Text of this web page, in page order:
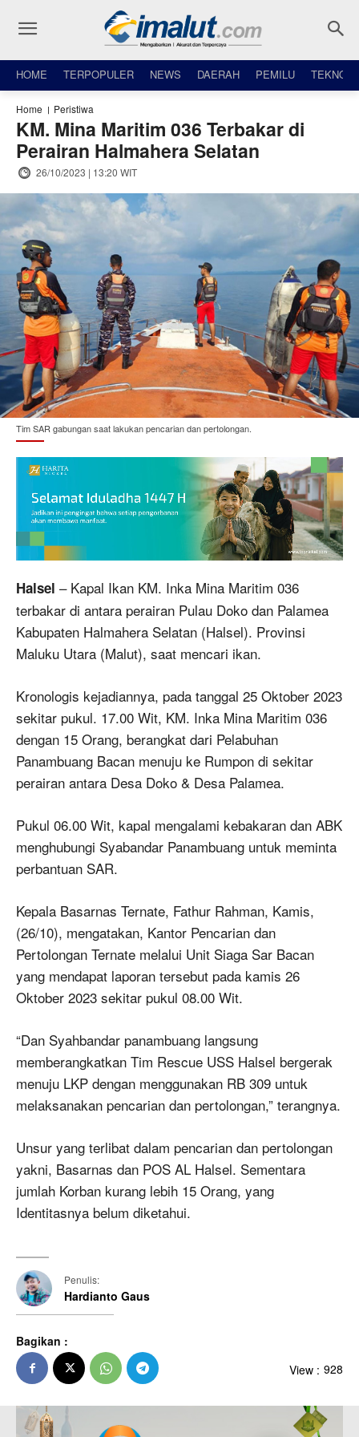
HOME TERPOPULER NEWS DAERAH PEMILU TEKNO
Home Peristiwa
KM. Mina Maritim 036 Terbakar di
Perairan Halmahera Selatan
26/10/2023 | 13:20 WIT
Tim SAR gabungan saat lakukan pencarian dan pertolongan.
Halsel – Kapal Ikan KM. Inka Mina Maritim 036
terbakar di antara perairan Pulau Doko dan Palamea
Kabupaten Halmahera Selatan (Halsel). Provinsi
Maluku Utara (Malut), saat mencari ikan.
Kronologis kejadiannya, pada tanggal 25 Oktober 2023
sekitar pukul. 17.00 Wit, KM. Inka Mina Maritim 036
dengan 15 Orang, berangkat dari Pelabuhan
Panambuang Bacan menuju ke Rumpon di sekitar
perairan antara Desa Doko & Desa Palamea.
Pukul 06.00 Wit, kapal mengalami kebakaran dan ABK
menghubungi Syabandar Panambuang untuk meminta
perbantuan SAR.
Kepala Basarnas Ternate, Fathur Rahman, Kamis,
(26/10), mengatakan, Kantor Pencarian dan
Pertolongan Ternate melalui Unit Siaga Sar Bacan
yang mendapat laporan tersebut pada kamis 26
Oktober 2023 sekitar pukul 08.00 Wit.
“Dan Syahbandar panambuang langsung
memberangkatkan Tim Rescue USS Halsel bergerak
menuju LKP dengan menggunakan RB 309 untuk
melaksanakan pencarian dan pertolongan,” terangnya.
Unsur yang terlibat dalam pencarian dan pertolongan
yakni, Basarnas dan POS AL Halsel. Sementara
jumlah Korban kurang lebih 15 Orang, yang
Identitasnya belum diketahui.
Penulis:
Hardianto Gaus
Bagikan :
View : 928